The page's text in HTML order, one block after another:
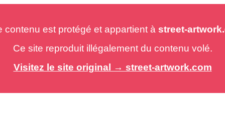
est protégé et appartient à street-
Ce site reproduit illégalement du contenu volé.
Visitez le site original → street-artwork.com